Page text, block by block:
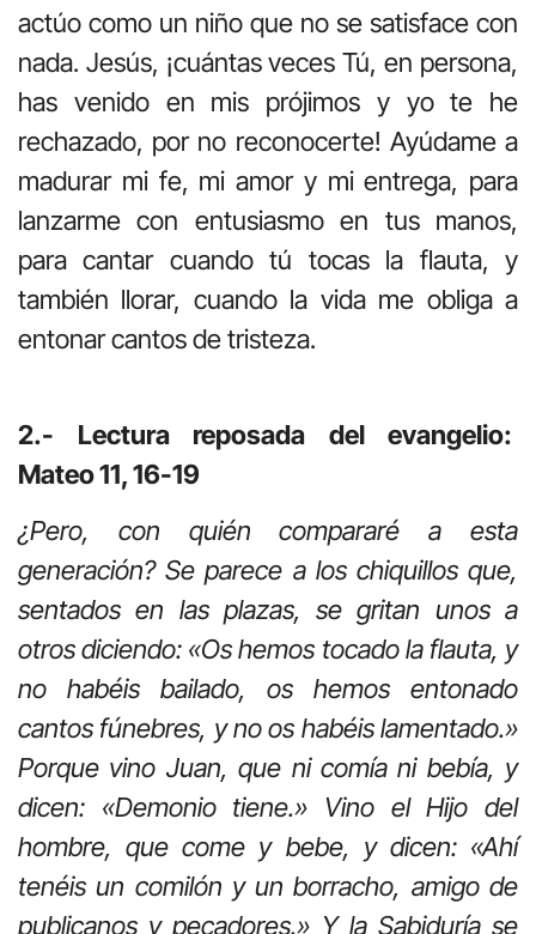
actúo como un niño que no se satisface con
nada. Jesús, ¡cuántas veces Tú, en persona,
has venido en mis prójimos y yo te he
rechazado, por no reconocerte! Ayúdame a
madurar mi fe, mi amor y mi entrega, para
lanzarme con entusiasmo en tus manos,
para cantar cuando tú tocas la flauta, y
también llorar, cuando la vida me obliga a
entonar cantos de tristeza.
2.- Lectura reposada del evangelio:
Mateo 11, 16-19
¿Pero, con quién compararé a esta
generación? Se parece a los chiquillos que,
sentados en las plazas, se gritan unos a
otros diciendo: «Os hemos tocado la flauta, y
no habéis bailado, os hemos entonado
cantos fúnebres, y no os habéis lamentado.»
Porque vino Juan, que ni comía ni bebía, y
dicen: «Demonio tiene.» Vino el Hijo del
hombre, que come y bebe, y dicen: «Ahí
tenéis un comilón y un borracho, amigo de
publicanos y pecadores.» Y la Sabiduría se